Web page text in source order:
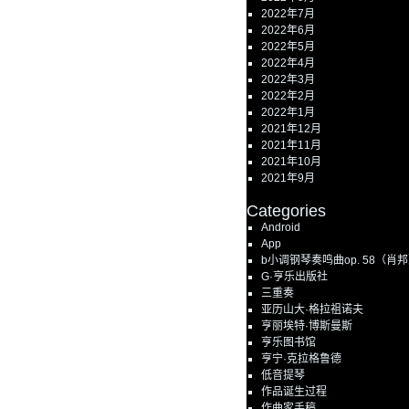
2022年7月
2022年6月
2022年5月
2022年4月
2022年3月
2022年2月
2022年1月
2021年12月
2021年11月
2021年10月
2021年9月
Categories
Android
App
b小调钢琴奏鸣曲op. 58（肖
G·亨乐出版社
三重奏
亚历山大·格拉祖诺夫
亨丽埃特·博斯曼斯
亨乐图书馆
亨宁·克拉格鲁德
低音提琴
作品诞生过程